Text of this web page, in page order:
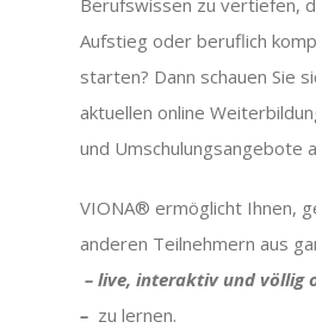
Aufstieg oder beruflich
starten? Dann schauen Sie
aktuellen online
und Umschulungsangebote
VIONA® ermöglicht Ihnen,
anderen Teilnehmern aus
– live, interaktivund völlig
– zu lernen.